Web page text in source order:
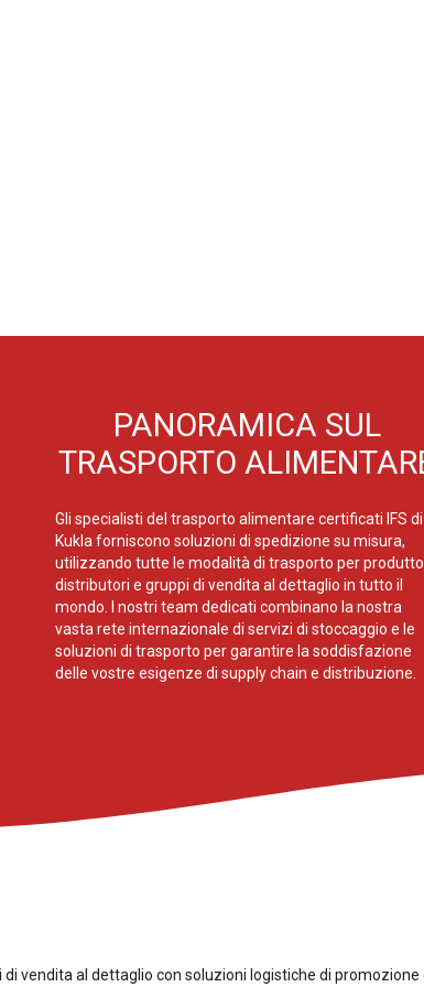
PANORAMICA SUL
TRASPORTO
Gli specialisti del trasporto alimentare certificati IFS di
Kukla forniscono soluzioni di spedizione su misura,
utilizzando tutte le modalità di trasporto per
distributori e gruppi di vendita al dettaglio in tutto il
mondo. I nostri team dedicati combinano la nostra
vasta rete internazionale di servizi di stoccaggio e le
soluzioni di trasporto per garantire la soddisfazione
delle vostre esigenze di supply chain e distribuzione.
vendita al dettaglio con soluzioni logistiche di